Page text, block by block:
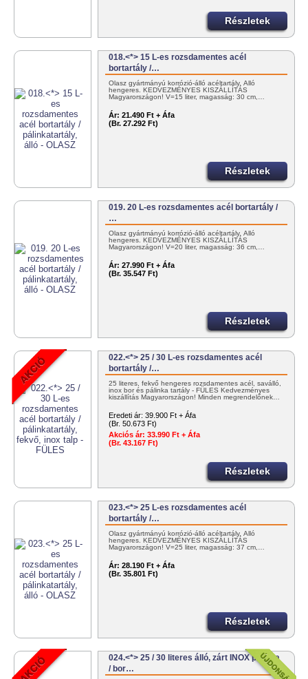
Részletek
018.<*> 15 L-es rozsdamentes acél
bortartály /…
Olasz gyártmányú korrózió-álló acéltartály. Álló
hengeres. KEDVEZMÉNYES KISZÁLLÍTÁS
Magyarországon! V=15 liter, magasság: 30 cm,…
Ár: 21.490 Ft + Áfa
(Br. 27.292 Ft)
Részletek
019. 20 L-es rozsdamentes acél bortartály /
…
Olasz gyártmányú korrózió-álló acéltartály. Álló
hengeres. KEDVEZMÉNYES KISZÁLLÍTÁS
Magyarországon! V=20 liter, magasság: 36 cm,…
Ár: 27.990 Ft + Áfa
(Br. 35.547 Ft)
Részletek
022.<*> 25 / 30 L-es rozsdamentes acél
bortartály /…
25 literes, fekvő hengeres rozsdamentes acél, saválló,
inox bor és pálinka tartály - FÜLES Kedvezményes
kiszállítás Magyarországon! Minden megrendelőnek…
Eredeti ár: 39.900 Ft + Áfa
(Br. 50.673 Ft)
Akciós ár: 33.990 Ft + Áfa
(Br. 43.167 Ft)
Részletek
023.<*> 25 L-es rozsdamentes acél
bortartály /…
Olasz gyártmányú korrózió-álló acéltartály. Álló
hengeres. KEDVEZMÉNYES KISZÁLLÍTÁS
Magyarországon! V=25 liter, magasság: 37 cm,…
Ár: 28.190 Ft + Áfa
(Br. 35.801 Ft)
Részletek
024.<*> 25 / 30 literes álló, zárt INOX pálinka
/ bor…